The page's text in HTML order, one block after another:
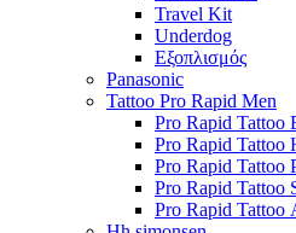
Travel Kit
Underdog
Εξοπλισμός
Panasonic
Tattoo Pro Rapid Men
Pro Rapid Tattoo
Pro Rapid Tattoo
Pro Rapid Tattoo
Pro Rapid Tattoo
Pro Rapid Tattoo